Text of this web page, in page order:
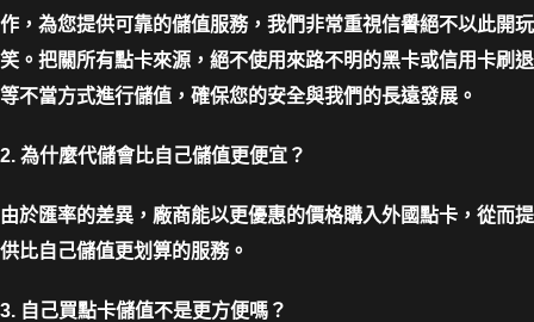
作，為您提供可靠的儲值服務，我們非常重視信譽絕不以此開玩
笑。把關所有點卡來源，絕不使用來路不明的黑卡或信用卡刷退
等不當方式進行儲值，確保您的安全與我們的長遠發展。
2. 為什麼代儲會比自己儲值更便宜？
由於匯率的差異，廠商能以更優惠的價格購入外國點卡，從而提
供比自己儲值更划算的服務。
3. 自己買點卡儲值不是更方便嗎？